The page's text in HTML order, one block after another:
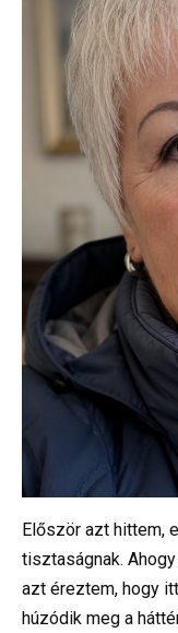
Először azt hittem,
tisztaságnak.
azt éreztem, hogy
húzódik meg a